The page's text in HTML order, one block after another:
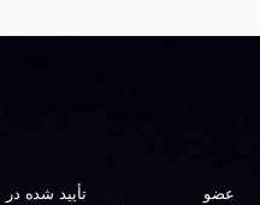
عضو
تأیید شده در